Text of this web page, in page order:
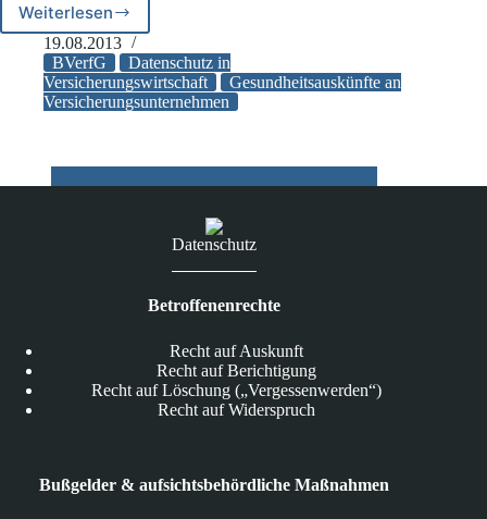
Weiterlesen
BVerfG:
Mehr
Datenschutz
für
Versicherungs-
19.08.2013
BVerfG
Datenschutz in
Versicherungswirtschaft
Gesundheitsauskünfte an
Versicherungsunternehmen
Datenschutz
Betroffenenrechte
Recht auf Auskunft
Recht auf Berichtigung
Recht auf Löschung („Vergessenwerden“)
Recht auf Widerspruch
Bußgelder & aufsichtsbehördliche Maßnahmen